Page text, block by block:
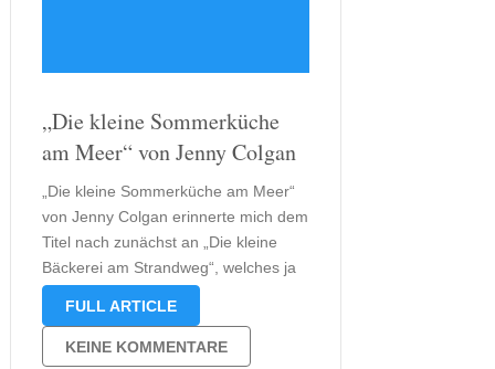
„Die kleine Sommerküche
am Meer“ von Jenny Colgan
„Die kleine Sommerküche am Meer“
von Jenny Colgan erinnerte mich dem
Titel nach zunächst an „Die kleine
Bäckerei am Strandweg“, welches ja
ebenfalls von Jenny Colgan stammt.
eigenständige Geschichte ist, erkennt
FULL ARTICLE
KEINE KOMMENTARE